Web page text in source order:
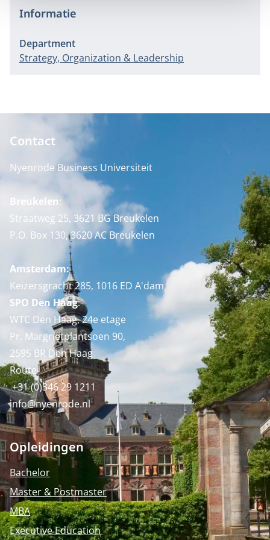
Informatie
Department
Strategy, Organization & Leadership
Contact
Nyenrode Business Universiteit
Breukelen:
Straatweg 25, 3621 BG Breukelen
P.O. Box 130, 3620 AC Breukelen
Amsterdam:
Keizersgracht 285, 1016 ED A'dam
SPO Den Haag:
WTC Den Haag, 24e etage
Pr. Margrietplantsoen 90,
2595 BR Den Haag
Route
+31 (0)346 29 1211
info@nyenrode.nl
Opleidingen
Bachelor
Master & Postmaster
MBA
Executive Education